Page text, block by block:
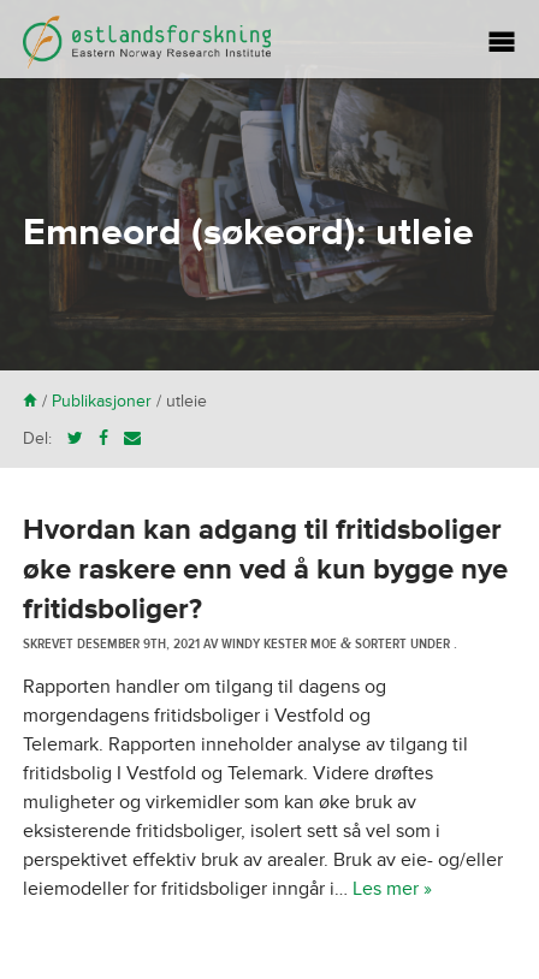
Emneord (søkeord):utleie
H/ Publikasjoner/ utleie
Del:
Hvordan kan adgang til fritidsboliger
øke raskere enn ved å kun bygge nye
fritidsboliger?
SKREVETDESEMBER 9TH, 2021AVWINDY KESTER MOE &SORTERT UNDER .
Rapporten handler om tilgang til dagens og
morgendagens fritidsboliger i Vestfold og
Telemark. Rapporten inneholder analyse av tilgang til
fritidsbolig I Vestfold og Telemark. Videre drøftes
muligheter og virkemidler som kan øke bruk av
eksisterende fritidsboliger, isolert sett så vel som i
perspektivet effektiv bruk av arealer. Bruk av eie- og/eller
leiemodeller for fritidsboliger inngår i… Les mer »